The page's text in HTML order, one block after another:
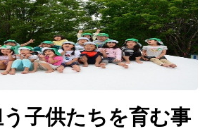
子供たちを育む事